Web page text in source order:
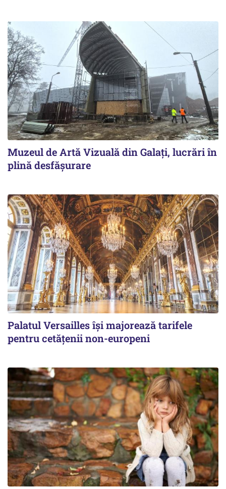
Muzeul de Artă Vizuală din Galați, lucrări în
plină desfășurare
Palatul Versailles își majorează tarifele
pentru cetățenii non-europeni